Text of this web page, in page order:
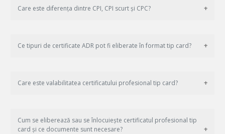
Care este diferența dintre CPI, CPI scurt și CPC?
Ce tipuri de certificate ADR pot fi eliberate în format tip card?
Care este valabilitatea certificatului profesional tip card?
Cum se eliberează sau se înlocuiește certificatul profesional tip
card și ce documente sunt necesare?